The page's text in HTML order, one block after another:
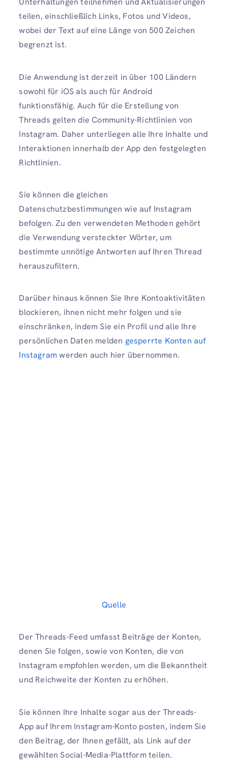
teilen, einschließlich Links, Fotos und Videos,
wobei der Text auf eine Länge von 500 Zeichen
begrenzt ist.
Die Anwendung ist derzeit in über 100 Ländern
sowohl für iOS als auch für Android
funktionsfähig. Auch für die Erstellung von
Threads gelten die Community-Richtlinien von
Instagram. Daher unterliegen alle Ihre Inhalte und
Interaktionen innerhalb der App den festgelegten
Richtlinien.
Sie können die gleichen
Datenschutzbestimmungen wie auf Instagram
befolgen. Zu den verwendeten Methoden gehört
die Verwendung versteckter Wörter, um
bestimmte unnötige Antworten auf Ihren Thread
herauszufiltern.
Darüber hinaus können Sie Ihre Kontoaktivitäten
blockieren, ihnen nicht mehr folgen und sie
einschränken, indem Sie ein Profil und alle Ihre
persönlichen Daten melden gesperrte Konten auf
Instagramwerden auch hier übernommen.
Quelle
Der Threads-Feed umfasst Beiträge der Konten,
denen Sie folgen, sowie von Konten, die von
Instagram empfohlen werden, um die Bekanntheit
und Reichweite der Konten zu erhöhen.
Sie können Ihre Inhalte sogar aus der Threads-
App auf Ihrem Instagram-Konto posten, indem Sie
den Beitrag, der Ihnen gefällt, als Link auf der
gewählten Social-Media-Plattform teilen.